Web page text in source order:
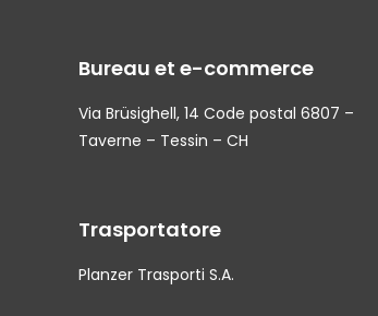
Bureau et e-commerce
Via Brüsighell, 14 Code postal 6807 –
Taverne – Tessin – CH
Trasportatore
Planzer Trasporti S.A.